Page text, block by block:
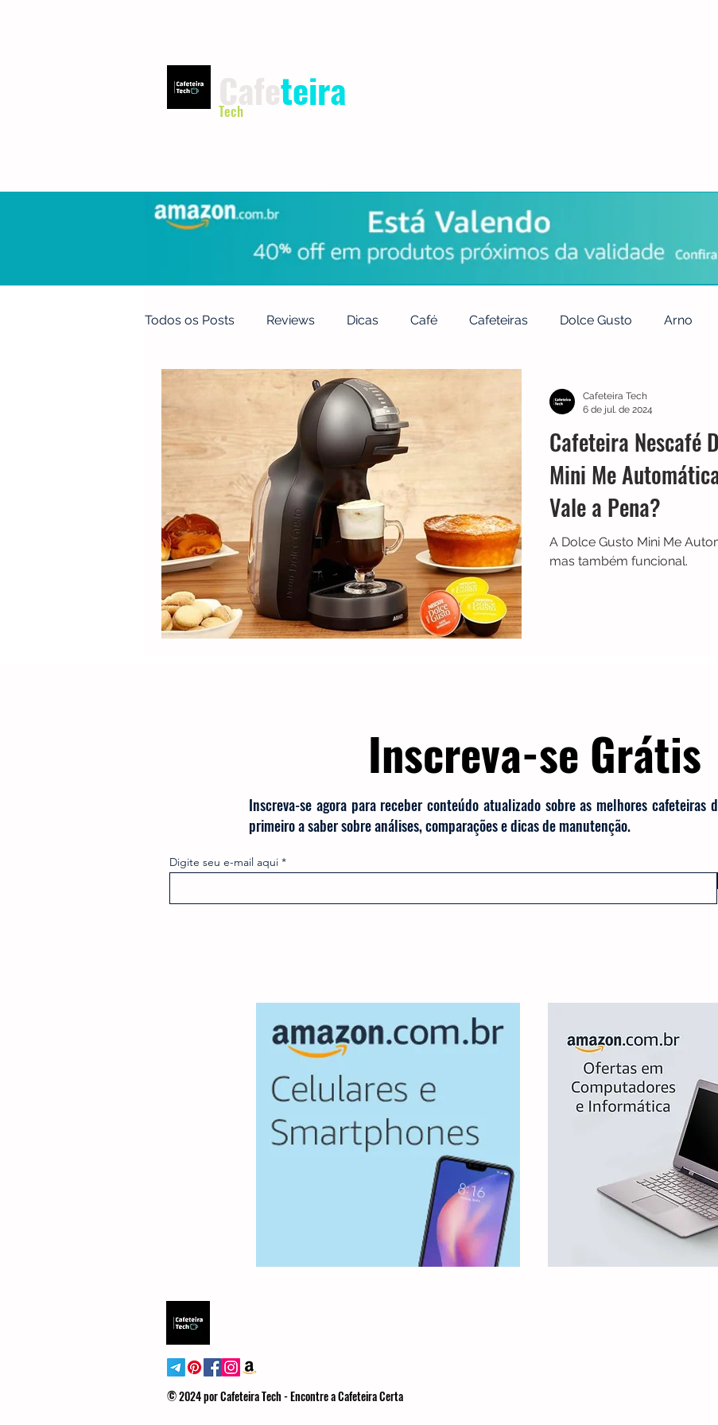
teira
Tech
Todos os Posts Reviews Dicas Café Cafeteiras Dolce Gusto Arno
Nespresso TRES
Café Solúvel Mondial Chaleiras Filtros Britânia Echo
Hamilton Beach Promoções Black Friday Máquina de fazer pão
Cafeteira Nescafé
Mini Me
Vale a Pena?
A Dolce Gusto Mini Me
mas também funcional.
Cafeteira Tech
6 de jul. de 2024
Inscreva-se Grátis
Inscreva-se agora para receber conteúdo atualizado sobre as melhores cafeteiras
primeiro a saber sobre análises, comparações e dicas de manutenção.
Digite seu e-mail aqui
© 2024 por Cafeteira Tech - Encontre a Cafeteira Certa